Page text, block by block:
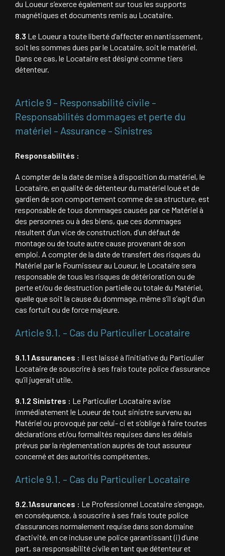
du Loueur s’exerce également sur tous les supports
magnétiques et documents remis au Locataire.
8.3 Le Loueur a toute liberté d’affecter en nantissement,
soit les sommes dues par le Locataire, soit le matériel.
Dans ce cas, le Locataire est désigné comme tiers
détenteur.
Article 9 – Responsabilité civile –
Responsabilités dommages et perte du
matériel – Assurance – Sinistres
Responsabilités :
A compter de la date de mise à disposition du matériel, le
Locataire, en qualité de détenteur du matériel loué et de
gardien de son comportement comme de sa structure, est
responsable de tous dommages causés par ce Matériel à
des personnes ou à des biens, que ces dommages
résultent d’un vice de construction, d’un défaut de
montage ou de toute autre cause provenant de son
emploi. A compter de la date de transfert des risques du
Matériel par le Fournisseur au Loueur, le Locataire sera
responsable de tous les risques de détérioration ou de
perte et/ou de destruction partielle ou totale du Matériel,
quelle que soit la cause du dommage, même s’il s’agit d’un
cas fortuit ou de force majeure.
Article 9.1. – Cas du Particulier Locataire
9.1.1 Assurances : Il est laissé à l’initiative du Particulier
Locataire de souscrire à ses frais toute police d’assurance
qu’il jugerait utile.
9.1.2 Sinistres : Le Particulier Locataire avise
immédiatement le Loueur de tout sinistre survenu au
Matériel ou provoqué par celui- ci et s’oblige à faire toutes
déclarations et/ou formalités requises dans les délais
prévus par la règlementation auprès de tout assureur
concerné et des autorités compétentes.
Article 9.1. – Cas du Particulier Locataire
9.2.1Assurances : Le Professionnel Locataire s’engage,
en conséquence, à souscrire à ses frais toute police
d’assurances normalement requise dans son domaine
d’activité, en ce incluse une police garantissant (i) d’une
part, sa responsabilité civile en tant que détenteur et